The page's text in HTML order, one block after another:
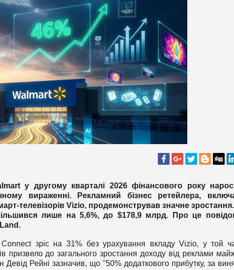
у другому кварталі 2026 фінансового року
вираженні. Рекламний бізнес ретейлера,
телевізорів Vizio, продемонстрував значне
лише на 5,6%, до $178,9 млрд. Про це
зріс на 31% без урахування вкладу Vizio, у той
призвело до загального зростання доходу від реклами
Рейні зазначив, що "50% додаткового прибутку, за